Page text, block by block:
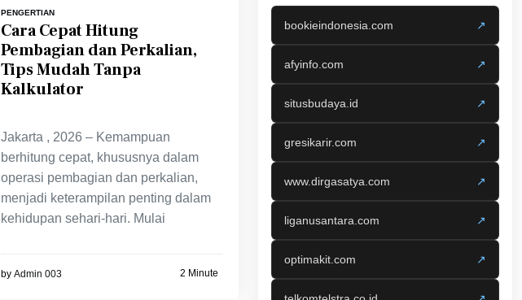
PENGERTIAN
Cara Cepat Hitung
Pembagian dan Perkalian,
Tips Mudah Tanpa
Kalkulator
Jakarta , 2026 – Kemampuan
berhitung cepat, khususnya dalam
operasi pembagian dan perkalian,
menjadi keterampilan penting dalam
kehidupan sehari-hari. Mulai
by Admin 003 2 Minute
bookieindonesia.com ↗
afyinfo.com ↗
situsbudaya.id ↗
gresikarir.com ↗
www.dirgasatya.com ↗
liganusantara.com ↗
optimakit.com ↗